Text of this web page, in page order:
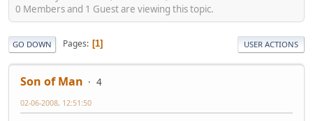
0 Members and 1 Guest are viewing this topic.
GO DOWN Pages 1 USER ACTIONS
Son of Man 4
02-06-2008, 12:51:50